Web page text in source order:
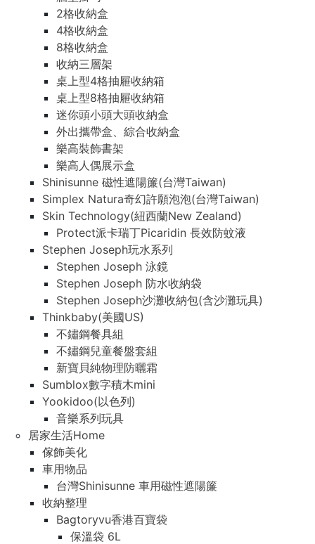
2格收納盒
4格收納盒
8格收納盒
收納三層架
桌上型4格抽屜收納箱
桌上型8格抽屜收納箱
迷你頭小頭大頭收納盒
外出攜帶盒、綜合收納盒
樂高裝飾書架
樂高人偶展示盒
Shinisunne 磁性遮陽簾(台灣Taiwan)
Simplex Natura奇幻許願泡泡(台灣Taiwan)
Skin Technology(紐西蘭New Zealand)
Protect派卡瑞丁Picaridin 長效防蚊液
Stephen Joseph玩水系列
Stephen Joseph 泳鏡
Stephen Joseph 防水收納袋
Stephen Joseph沙灘收納包(含沙灘玩具)
Thinkbaby(美國US)
不鏽鋼餐具組
不鏽鋼兒童餐盤套組
新寶貝純物理防曬霜
Sumblox數字積木mini
Yookidoo(以色列)
音樂系列玩具
居家生活Home
傢飾美化
車用物品
台灣Shinisunne 車用磁性遮陽簾
收納整理
Bagtoryvu香港百寶袋
保溫袋 6L